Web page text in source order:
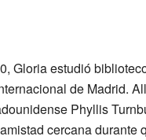
Gloria estudió
de Madrid.
Phyllis
cercana durante